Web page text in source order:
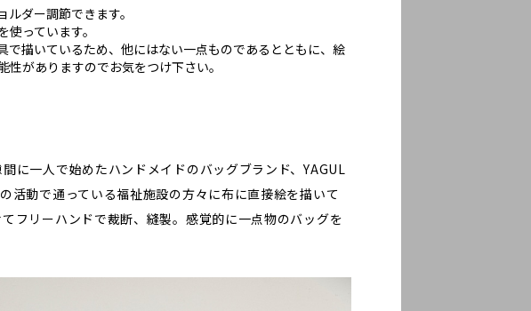
ダー調節できます。
っています。
で描いているため、他にはない一点ものであるとともに、絵
性がありますのでお気をつけ下さい。
に一人で始めたハンドメイドのバッグブランド、YAGUL
活動で通っている福祉施設の方々に布に直接絵を描いて
フリーハンドで裁断、縫製。感覚的に一点物のバッグを